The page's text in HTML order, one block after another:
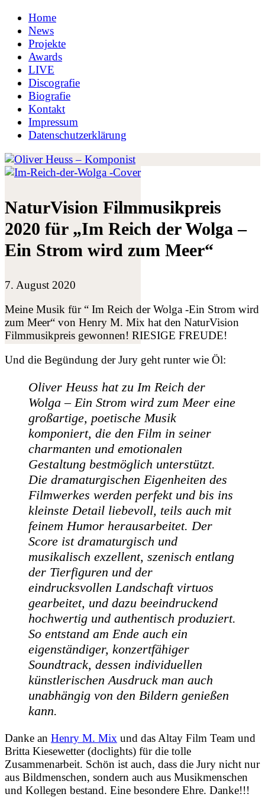
Home
News
Projekte
Awards
LIVE
Discografie
Biografie
Kontakt
Impressum
Datenschutzerklärung
NaturVision Filmmusikpreis
2020 für „Im Reich der Wolga –
Ein Strom wird zum Meer“
7. August 2020
Meine Musik für “ Im Reich der Wolga -Ein Strom wird
zum Meer“ von Henry M. Mix hat den NaturVision
Filmmusikpreis gewonnen! RIESIGE FREUDE!
Und die Begündung der Jury geht runter wie Öl:
Oliver Heuss hat zu Im Reich der
Wolga – Ein Strom wird zum Meer eine
großartige, poetische Musik
komponiert, die den Film in seiner
charmanten und emotionalen
Gestaltung bestmöglich unterstützt.
Die dramaturgischen Eigenheiten des
Filmwerkes werden perfekt und bis ins
kleinste Detail liebevoll, teils auch mit
feinem Humor herausarbeitet. Der
Score ist dramaturgisch und
musikalisch exzellent, szenisch entlang
der Tierfiguren und der
eindrucksvollen Landschaft virtuos
gearbeitet, und dazu beeindruckend
hochwertig und authentisch produziert.
So entstand am Ende auch ein
eigenständiger, konzertfähiger
Soundtrack, dessen individuellen
künstlerischen Ausdruck man auch
unabhängig von den Bildern genießen
kann.
Danke an Henry M. Mix und das Altay Film Team und
Britta Kiesewetter (doclights) für die tolle
Zusammenarbeit. Schön ist auch, dass die Jury nicht nur
aus Bildmenschen, sondern auch aus Musikmenschen
und Kollegen bestand. Eine besondere Ehre. Danke!!!